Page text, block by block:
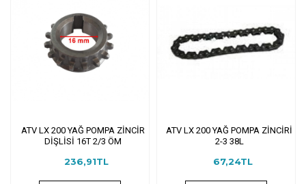
ATV LX 200 YAĞ POMPA ZİNCİR
DİŞLİSİ 16T 2/3 ÖM
236,91TL
ATV LX 200 YAĞ POMPA ZİNCİRİ
2-3 38L
67,24TL